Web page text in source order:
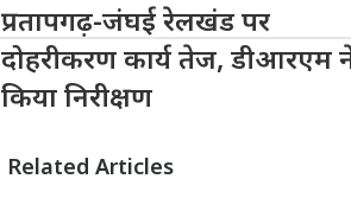
प्रतापगढ़-जंघई रेलखंड पर
दोहरीकरण कार्य तेज, डीआरएम
किया निरीक्षण
Related Articles